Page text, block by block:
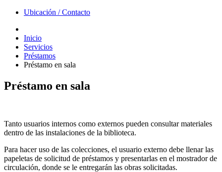
Ubicación / Contacto
Inicio
Servicios
Préstamos
Préstamo en sala
Préstamo en sala
Tanto usuarios internos como externos pueden consultar materiales
dentro de las instalaciones de la biblioteca.
Para hacer uso de las colecciones, el usuario externo debe llenar las
papeletas de solicitud de préstamos y presentarlas en el mostrador de
circulación, donde se le entregarán las obras solicitadas.